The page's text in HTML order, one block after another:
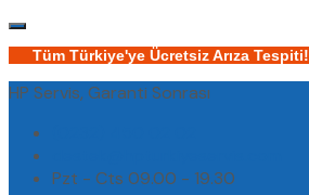
Tüm Türkiye'ye Ücretsiz Arıza Tespiti!
HP Servis, Garanti Sonrası
Pzt - Cts 09.00 - 19.30